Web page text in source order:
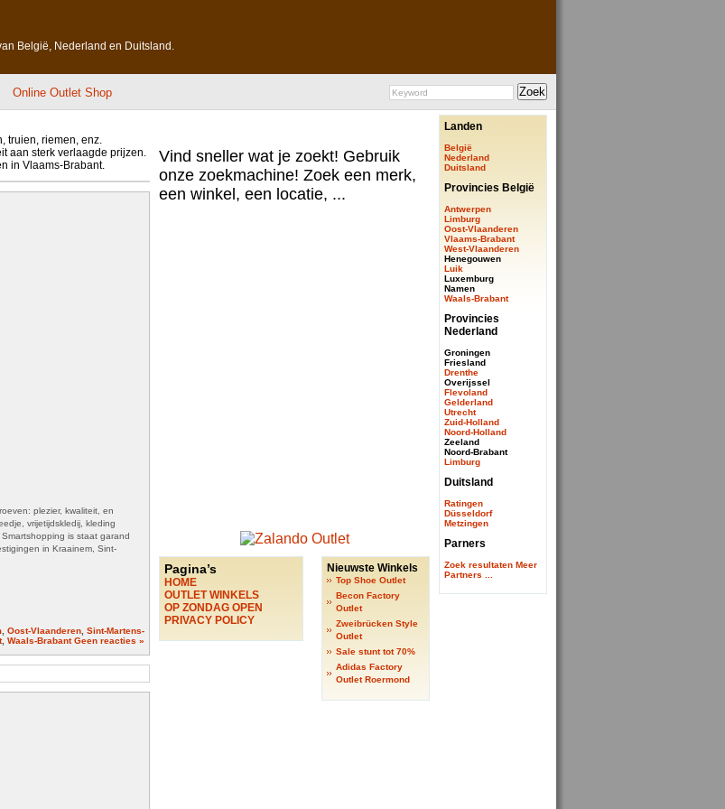
België, Nederland en Duitsland.
Online Outlet Shop
truien, riemen, enz.
aan sterk verlaagde prijzen.
in Vlaams-Brabant.
plezier, kwaliteit, en
vrijetijdskledij, kleding
is staat garand
in Kraainem, Sint-
Oost-Vlaanderen Sint-Martens-
, Waals-Brabant Geen reacties »
Vind sneller wat je zoekt! Gebruik
onze zoekmachine! Zoek een merk,
een winkel, een locatie, ...
Pagina’s
HOME
OUTLET WINKELS
OP ZONDAG OPEN
PRIVACY POLICY
Nieuwste Winkels
Top Shoe Outlet
Becon Factory
Outlet
Zweibrücken Style
Outlet
Sale stunt tot 70%
Adidas Factory
Outlet Roermond
Landen
België
Nederland
Duitsland
Provincies België
Antwerpen
Limburg
Oost-Vlaanderen
Vlaams-Brabant
West-Vlaanderen
Henegouwen
Luik
Luxemburg
Namen
Waals-Brabant
Provincies
Nederland
Groningen
Friesland
Drenthe
Overijssel
Flevoland
Gelderland
Utrecht
Zuid-Holland
Noord-Holland
Zeeland
Noord-Brabant
Limburg
Duitsland
Ratingen
Düsseldorf
Metzingen
Parners
Zoek resultaten Meer
Partners ...